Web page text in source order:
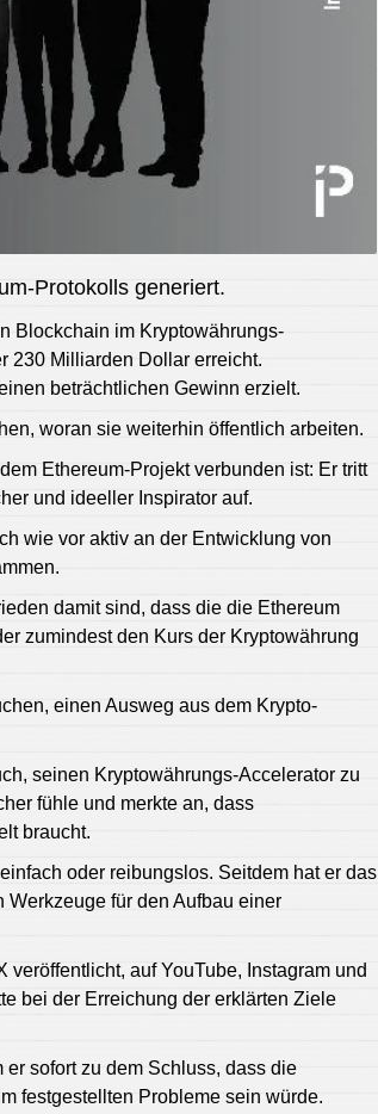
Protokolls generiert.
Blockchain im Kryptowährungs-
230 Milliarden Dollar erreicht.
beträchtlichen Gewinn erzielt.
woran sie weiterhin öffentlich arbeiten.
Ethereum-Projekt verbunden ist: Er tritt
und ideeller Inspirator auf.
wie vor aktiv an der Entwicklung von
damit sind, dass die die Ethereum
zumindest den Kurs der Kryptowährung
einen Ausweg aus dem Krypto-
seinen Kryptowährungs-Accelerator zu
fühle und merkte an, dass
braucht.
oder reibungslos. Seitdem hat er das
für den Aufbau einer
auf YouTube, Instagram und
bei der Erreichung der erklärten Ziele
sofort zu dem Schluss, dass die
festgestellten Probleme sein würde.